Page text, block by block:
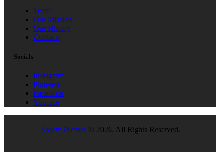
Team
Our Mission
Our History
Contacts
Socials
Instagram
Pinterest
Facebook
Youtube
AxiomThemes © 2026. All Rights Reserved.